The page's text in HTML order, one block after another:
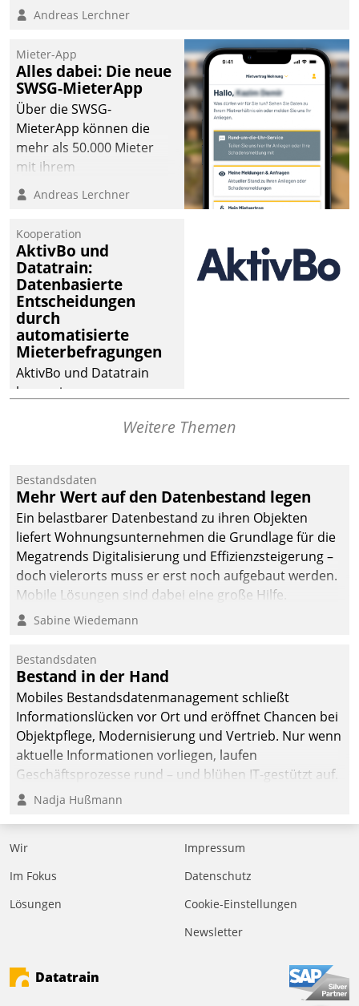
Andreas Lerchner
Mieter-App
Alles dabei: Die neue
SWSG-MieterApp
Über die SWSG-
MieterApp können die
mehr als 50.000 Mieter
mit ihrem
Wohnungsunternehmen
kommunizieren, auf dem
einsehen und ändern
oder
Schadensmeldungen
abgeben – rund um die
Uhr.
Andreas Lerchner
Kooperation
AktivBo und
Datatrain:
Datenbasierte
Entscheidungen
durch
automatisierte
Mieterbefragungen
AktivBo und Datatrain
kooperieren –
profitieren: Die nahtlose
Datatrain ermöglicht
automatisiert ausgelöste,
zielgerichtete
Mieterbefragungen – eine
starke Grundlage für
intelligente,
Entscheidungen.
Weitere Themen
Bestandsdaten
Mehr Wert auf den Datenbestand legen
Ein belastbarer Datenbestand zu ihren Objekten
liefert Wohnungsunternehmen die Grundlage für die
Megatrends Digitalisierung und Effizienzsteigerung –
doch vielerorts muss er erst noch aufgebaut werden.
Mobile Lösungen sind dabei eine große Hilfe.
Sabine Wiedemann
Bestandsdaten
Bestand in der Hand
Mobiles Bestandsdatenmanagement schließt
Informationslücken vor Ort und eröffnet Chancen bei
Objektpflege, Modernisierung und Vertrieb. Nur wenn
aktuelle Informationen vorliegen, laufen
Geschäftsprozesse rund – und blühen IT-gestützt auf.
Nadja Hußmann
Wir
Im Fokus
Lösungen
Impressum
Datenschutz
Cookie-Einstellungen
Newsletter
Datatrain